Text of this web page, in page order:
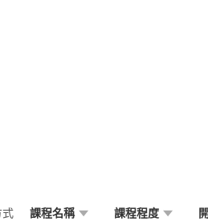
式 課程名稱 課程程度